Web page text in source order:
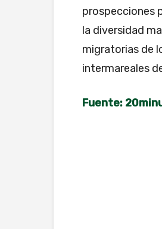
prospecciones
la diversidad
migratorias de
intermareales
Fuente: